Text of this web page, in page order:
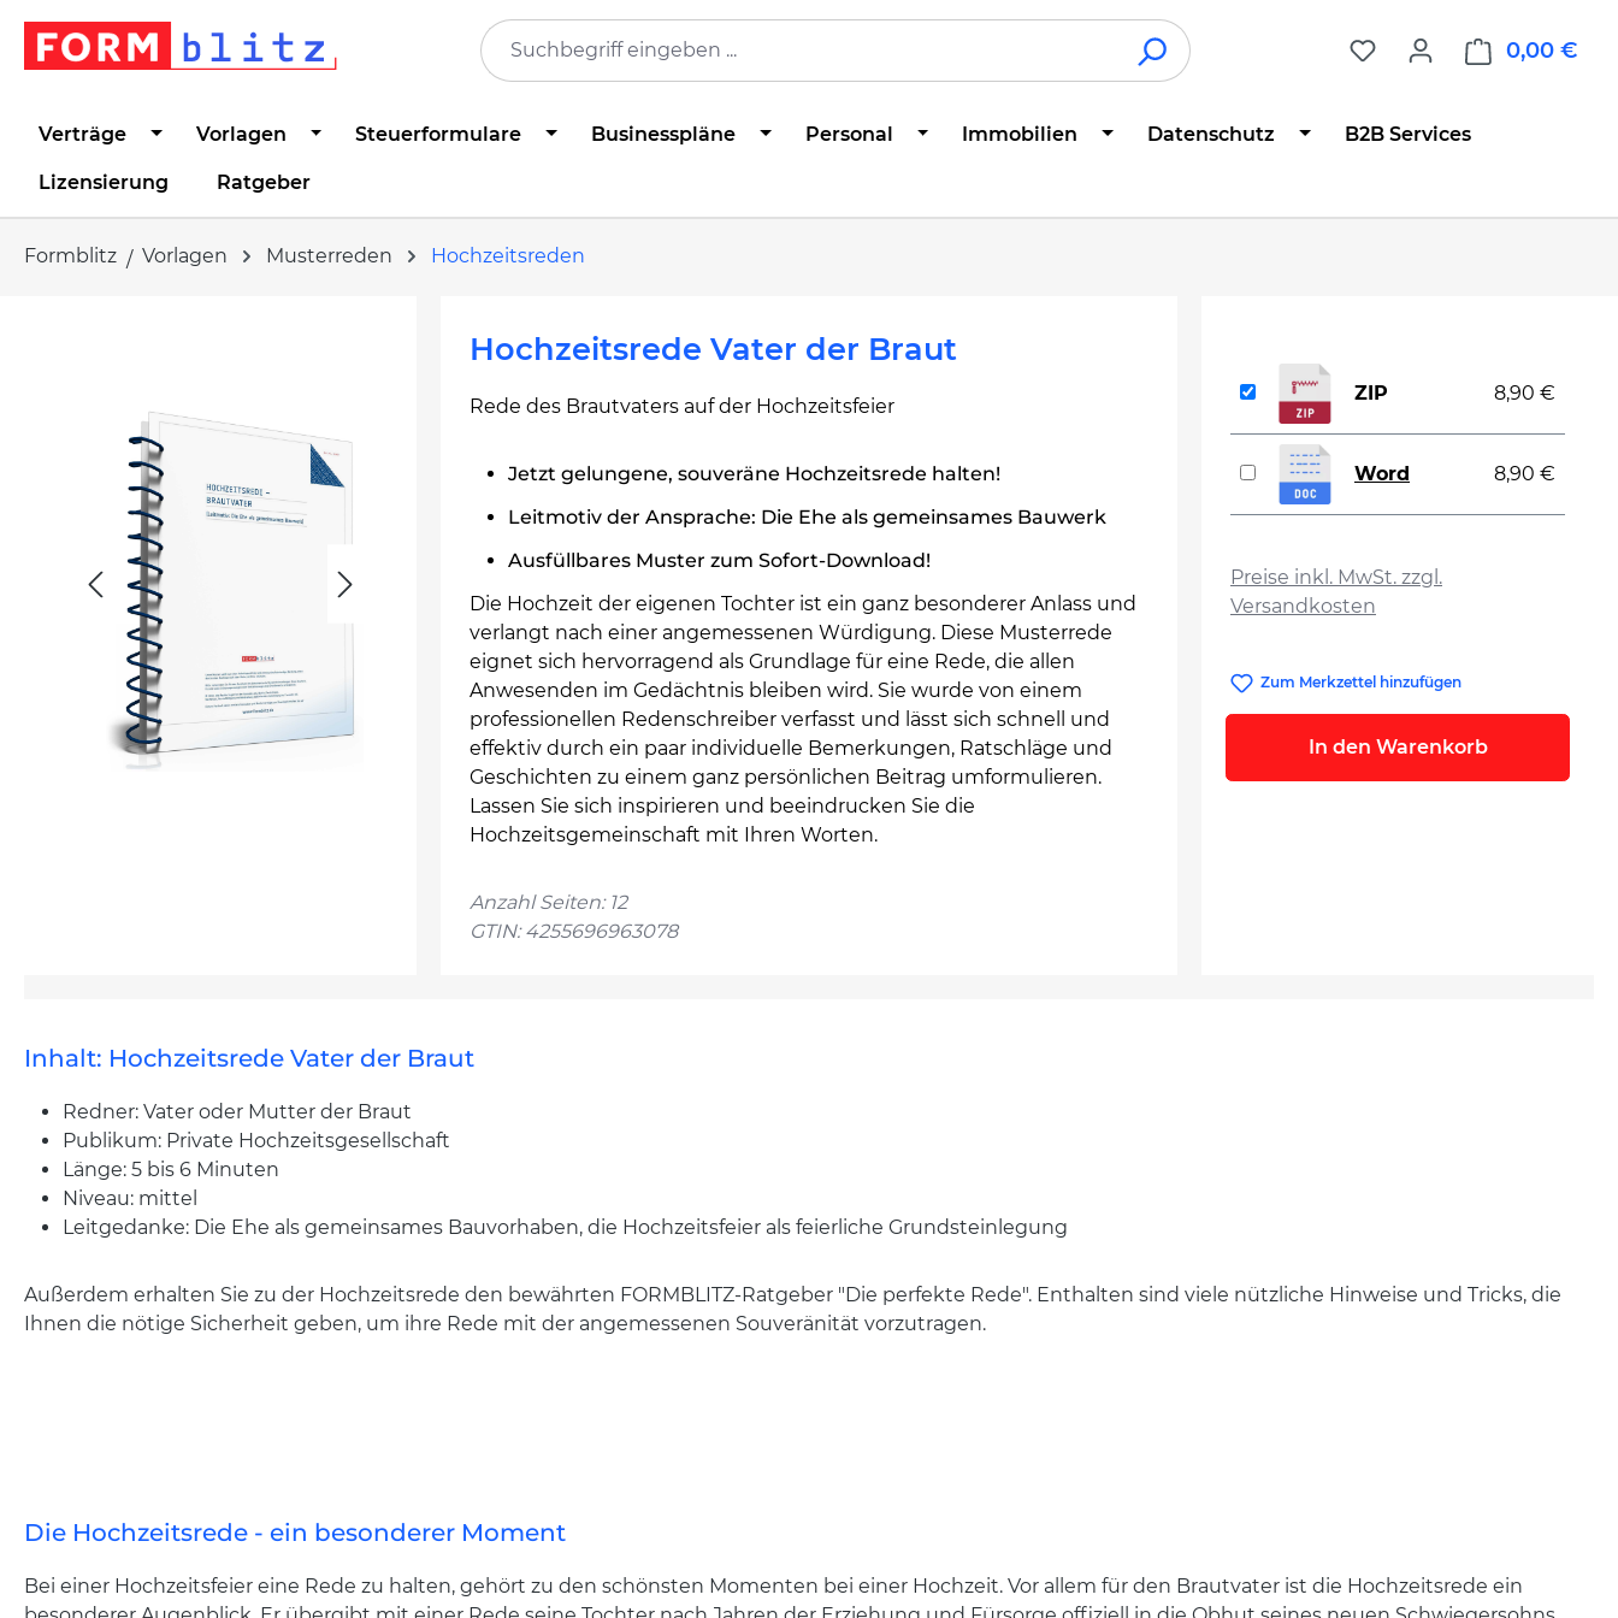
Zur Hauptnavigation springen
0,00 €
Verträge Vorlagen Steuerformulare Businesspläne Personal Immobilien Datenschutz B2B Services
Lizensierung Ratgeber
Formblitz Vorlagen Musterreden Hochzeitsreden
Hochzeitsrede Vater der Braut
Rede des Brautvaters auf der Hochzeitsfeier
Jetzt gelungene, souveräne Hochzeitsrede halten!
Leitmotiv der Ansprache: Die Ehe als gemeinsames Bauwerk
Ausfüllbares Muster zum Sofort-Download!
Die Hochzeit der eigenen Tochter ist ein ganz besonderer Anlass und
verlangt nach einer angemessenen Würdigung. Diese Musterrede
eignet sich hervorragend als Grundlage für eine Rede, die allen
Anwesenden im Gedächtnis bleiben wird. Sie wurde von einem
professionellen Redenschreiber verfasst und lässt sich schnell und
effektiv durch ein paar individuelle Bemerkungen, Ratschläge und
Geschichten zu einem ganz persönlichen Beitrag umformulieren.
Lassen Sie sich inspirieren und beeindrucken Sie die
Hochzeitsgemeinschaft mit Ihren Worten.
Anzahl Seiten: 12
GTIN: 4255696963078
Preise inkl. MwSt. zzgl.
Versandkosten
ZIP 8,90 €
Word 8,90 €
Zum Merkzettel hinzufügen
In den Warenkorb
Inhalt: Hochzeitsrede Vater der Braut
Redner: Vater oder Mutter der Braut
Publikum: Private Hochzeitsgesellschaft
Länge: 5 bis 6 Minuten
Niveau: mittel
Leitgedanke: Die Ehe als gemeinsames Bauvorhaben, die Hochzeitsfeier als feierliche Grundsteinlegung
Außerdem erhalten Sie zu der Hochzeitsrede den bewährten FORMBLITZ-Ratgeber "Die perfekte Rede". Enthalten sind viele nützliche Hinweise und Tricks, die
Ihnen die nötige Sicherheit geben, um ihre Rede mit der angemessenen Souveränität vorzutragen.
Die Hochzeitsrede - ein besonderer Moment
Bei einer Hochzeitsfeier eine Rede zu halten, gehört zu den schönsten Momenten bei einer Hochzeit. Vor allem für den Brautvater ist die Hochzeitsrede ein